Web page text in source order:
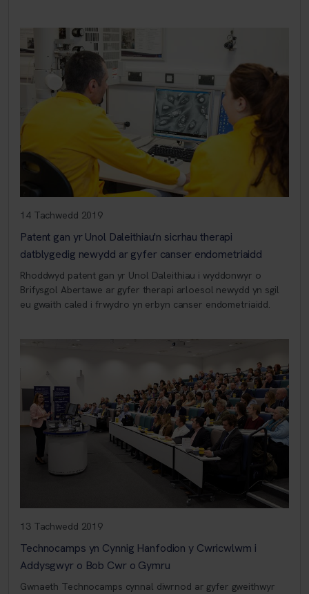
14 Tachwedd 2019
Patent gan yr Unol Daleithiau'n sicrhau therapi
datblygedig newydd ar gyfer canser endometriaidd
Rhoddwyd patent gan yr Unol Daleithiau i wyddonwyr o
Brifysgol Abertawe ar gyfer therapi arloesol newydd yn sgil
eu gwaith caled i frwydro yn erbyn canser endometriaidd.
13 Tachwedd 2019
Technocamps yn Cynnig Hanfodion y Cwricwlwm i
Addysgwyr o Bob Cwr o Gymru
Gwnaeth Technocamps cynnal diwrnod ar gyfer gweithwyr